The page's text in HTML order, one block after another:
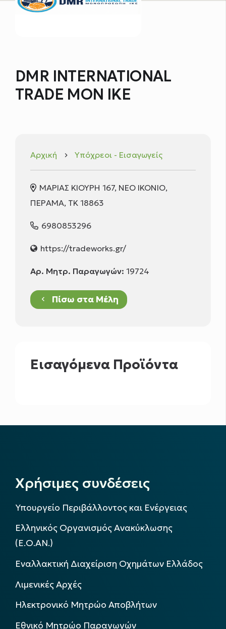
DMR INTERNATIONAL
TRADE ΜΟΝ ΙΚΕ
Αρχική keyboard_arrow_right Υπόχρεοι - Εισαγωγείς
ΜΑΡΙΑΣ ΚΙΟΥΡΗ 167, ΝΕΟ ΙΚΟΝΙΟ,
ΠΕΡΑΜΑ, ΤΚ 18863
6980853296
https://tradeworks.gr/
Αρ. Μητρ. Παραγωγών: 19724
keyboard_arrow_left Πίσω στα Μέλη
Εισαγόμενα Προϊόντα
Χρήσιμες συνδέσεις
Υπουργείο Περιβάλλοντος και Ενέργειας
Ελληνικός Οργανισμός Ανακύκλωσης
(Ε.Ο.ΑΝ.)
Εναλλακτική Διαχείριση Οχημάτων Ελλάδος
Λιμενικές Αρχές
Ηλεκτρονικό Μητρώο Αποβλήτων
Εθνικό Μητρώο Παραγωγών